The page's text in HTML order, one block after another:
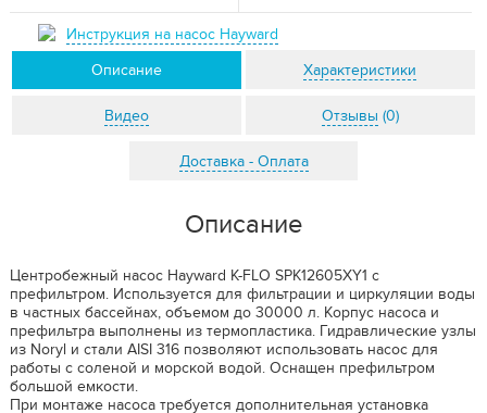
Инструкция на насос Hayward
Описание
Характеристики
Видео Отзывы (0)
Доставка - Оплата
Описание
Центробежный насос Hayward K-FLO SPK12605XY1 с
префильтром. Используется для фильтрации и циркуляции воды
в частных бассейнах, объемом до 30000 л. Корпус насоса и
префильтра выполнены из термопластика. Гидравлические узлы
из Noryl и стали AISI 316 позволяют использовать насос для
работы с соленой и морской водой. Оснащен префильтром
большой емкости.
При монтаже насоса требуется дополнительная установка